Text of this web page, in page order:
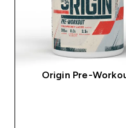
Origin Pre-